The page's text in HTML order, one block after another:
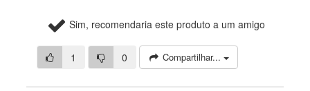
Sim, recomendaria este produto a um amigo
1 0 Compartilhar...